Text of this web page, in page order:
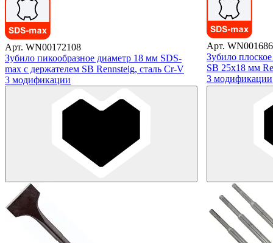
Арт. WN00172108
Зубило пикообразное диаметр 18 мм SDS-
max с держателем SB Rennsteig, сталь Cr-V
3 модификации
Арт.
Зубило
SB 25х18 мм
3 модификации